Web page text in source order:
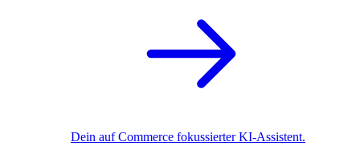
Dein auf Commerce fokussierter KI-Assistent.